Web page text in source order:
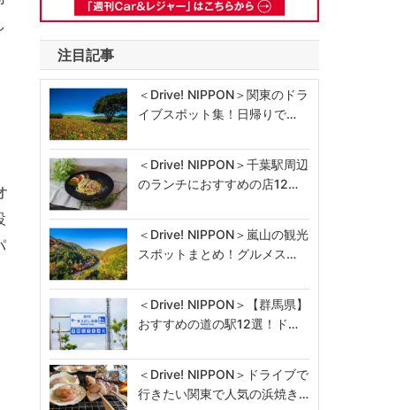
注目記事
＜Drive! NIPPON＞関東のドラ
イブスポット集！日帰りで…
＜Drive! NIPPON＞千葉駅周辺
のランチにおすすめの店12…
＜Drive! NIPPON＞嵐山の観光
スポットまとめ！グルメス…
＜Drive! NIPPON＞【群馬県】
おすすめの道の駅12選！ド…
＜Drive! NIPPON＞ドライブで
行きたい関東で人気の浜焼き…